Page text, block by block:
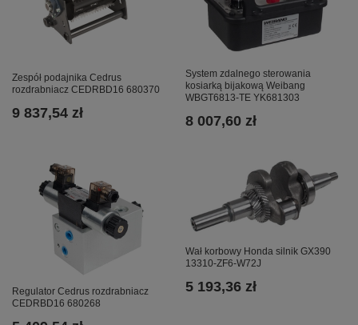
Zespół podajnika Cedrus
rozdrabniacz CEDRBD16 680370
9 837,54 zł
System zdalnego sterowania
kosiarką bijakową Weibang
WBGT6813-TE YK681303
8 007,60 zł
Regulator Cedrus rozdrabniacz
CEDRBD16 680268
Wał korbowy Honda silnik GX390
13310-ZF6-W72J
5 193,36 zł